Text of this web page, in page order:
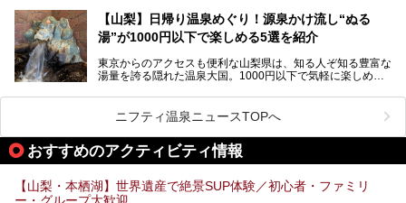
提供元：株式会社湯ーとぴあ【PR】
この記事は株式会社湯ーとぴあのPRレポート記事です。
です。今回紹介する「はやぶさ温泉」も、そのひとつ。温泉
はもちろん、絶景や地元食材を活かしたグルメも堪能できま
す。
します。
【山梨】日帰り温泉めぐり！源泉かけ流し“ぬる
湯”が1000円以下で楽しめる5選を紹介
東京からのアクセスも便利な山梨県は、知る人ぞ知る豊富な
湯量を誇る隠れた温泉大国。1000円以下で気軽に楽しめ
も、これからの季節に嬉しい、じんわりと体の芯まで温ま
る“ぬる湯”が豊富なのも魅力。今回は、湯質も抜群で心ゆく
までリラックスできる山梨のお得な日帰り温泉を、実際体験
した感想と共に紹介します。
※ぬる湯とは35℃～39℃程度の体温に近いぬるめ温泉のこ
ニフティ温泉ニュースTOPへ
おすすめのアクティビティ情報
【山梨・本栖湖】世界遺産で絶景SUP体験／初心者・ファミリ
ー・グループ大歓迎